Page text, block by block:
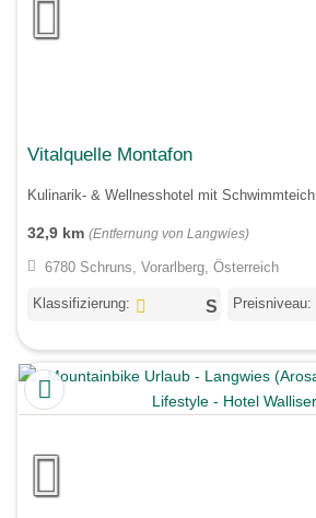
Vitalquelle Montafon
Kulinarik- & Wellnesshotel mit Schwimmteich
32,9 km (Entfernung von Langwies)
6780 Schruns, Vorarlberg, Österreich
Klassifizierung: Preisniveau: